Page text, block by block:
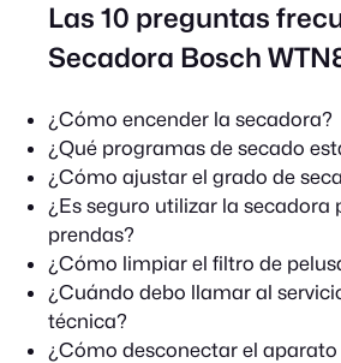
Las 10 preguntas
Secadora Bosch
¿Cómo encender la secadora?
¿Qué programas de secado
¿Cómo ajustar el grado de
¿Es seguro utilizar la secadora
prendas?
¿Cómo limpiar el filtro de
¿Cuándo debo llamar al
técnica?
¿Cómo desconectar el